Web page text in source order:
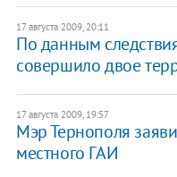
17 августа 2009, 20:11
По данным
совершило двое
17 августа 2009, 19:57
Мэр Тернополя
местного ГАИ